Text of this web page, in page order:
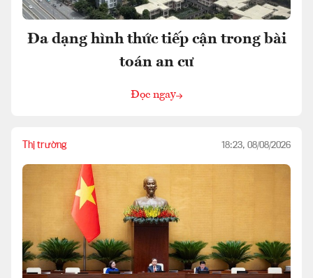
Đa dạng hình thức tiếp cận trong bài
toán an cư
Đọc ngay
Thị trường 18:23, 08/08/2026